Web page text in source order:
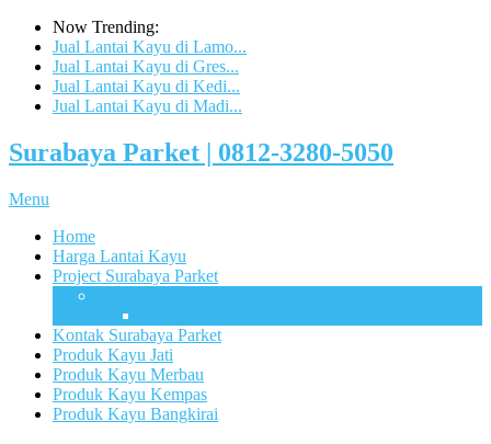
Now Trending:
Jual Lantai Kayu di Lamo...
Jual Lantai Kayu di Gres...
Jual Lantai Kayu di Kedi...
Jual Lantai Kayu di Madi...
Surabaya Parket | 0812-3280-5050
Menu
Home
Harga Lantai Kayu
Project Surabaya Parket
Kontak Surabaya Parket
Produk Kayu Jati
Produk Kayu Merbau
Produk Kayu Kempas
Produk Kayu Bangkirai